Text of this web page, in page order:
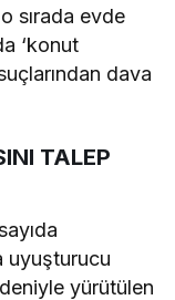
sırada evde
‘konut
dava
TALEP
uyuşturucu
yürütülen